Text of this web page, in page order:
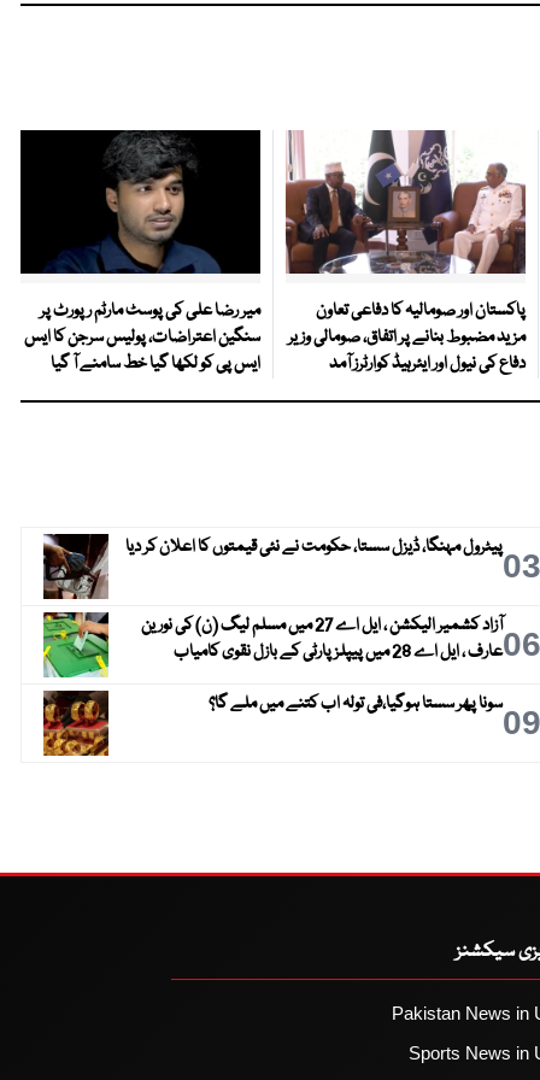
پاکستان اور صومالیہ کا دفاعی تعاون
مزید مضبوط بنانے پر اتفاق، صومالی وزیر
دفاع کی نیول اور ایئرہیڈ کوارٹرز آمد
میر رضا علی کی پوسٹ مارٹم رپورٹ پر
سنگین اعتراضات، پولیس سرجن کا ایس
ایس پی کو لکھا گیا خط سامنے آ گیا
03پیٹرول مہنگا، ڈیزل سستا، حکومت نے نئی قیمتوں کا اعلان کر دیا
06
آزاد کشمیر الیکشن ، ایل اے 27 میں مسلم لیگ (ن) کی نورین
عارف ، ایل اے 28 میں پیپلز پارٹی کے بازل نقوی کامیاب
09سونا پھر سستا ہوگیا،فی تولہ اب کتنے میں ملے گا؟
سیکشنز
Pakistan News in
Sports News in